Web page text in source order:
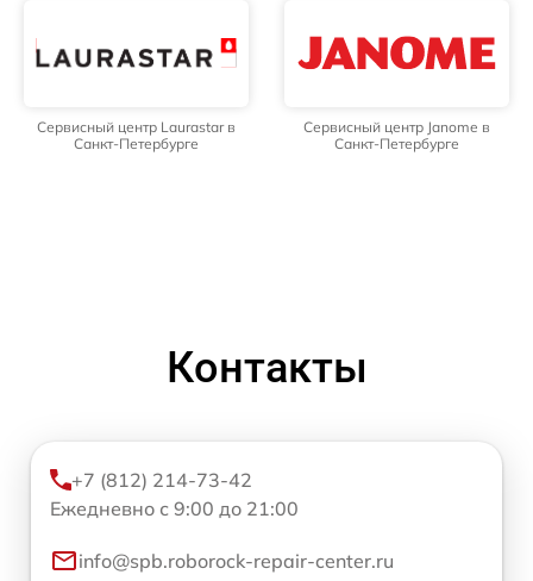
Сервисный центр Laurastar в
Санкт-Петербурге
Сервисный центр Janome в
Санкт-Петербурге
Контакты
+7 (812) 214-73-42
Ежедневно с 9:00 до 21:00
info@spb.roborock-repair-center.ru